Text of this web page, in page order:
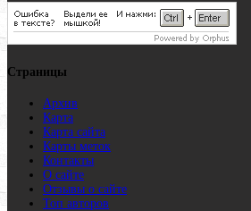
Страницы
Архив
Карта
Карта сайта
Карты меток
Контакты
О сайте
Отзывы о сайте
Топ авторов